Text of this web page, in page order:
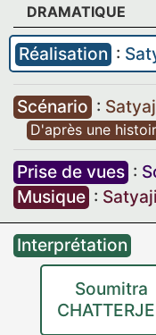
DRAMATIQUE
Réalisation :
Scénario :
D'après une
Prise de vues :
Musique :
Interprétation
Soumitra